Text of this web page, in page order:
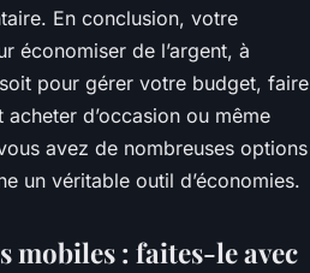
En conclusion, votre
économiser de l’argent, à
pour gérer votre budget, faire
d’occasion ou même
avez de nombreuses options
un véritable outil d’économies.
mobiles : faites-le avec